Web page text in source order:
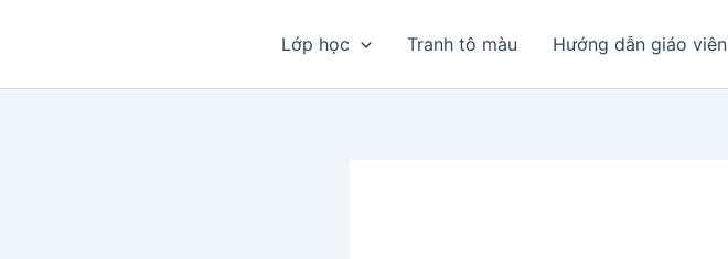
Lớp học Tranh tô màu Hướng dẫn giáo viên